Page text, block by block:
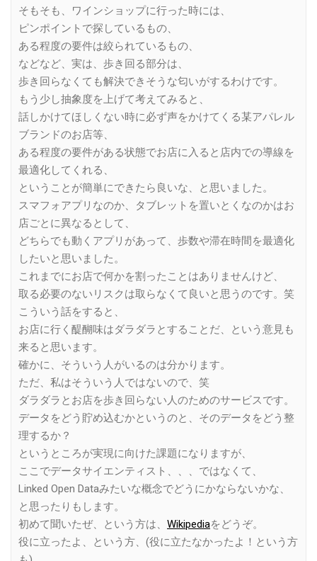
そもそも、ワインショップに行った時には、
ピンポイントで探しているもの、
ある程度の要件は絞られているもの、
などなど、実は、歩き回る部分は、
歩き回らなくても解決できそうな匂いがするわけです。
もう少し抽象度を上げて考えてみると、
話しかけてほしくない時に必ず声をかけてくる某アパレル
ブランドのお店等、
ある程度の要件がある状態でお店に入ると店内での導線を
最適化してくれる、
ということが簡単にできたら良いな、と思いました。
スマフォアプリなのか、タブレットを置いとくなのかはお
店ごとに異なるとして、
どちらでも動くアプリがあって、歩数や滞在時間を最適化
したいと思いました。
これまでにお店で何かを割ったことはありませんけど、
取る必要のないリスクは取らなくて良いと思うのです。笑
こういう話をすると、
お店に行く醍醐味はダラダラとすることだ、という意見も
来ると思います。
確かに、そういう人がいるのは分かります。
ただ、私はそういう人ではないので、笑
ダラダラとお店を歩き回らない人のためのサービスです。
データをどう貯め込むかというのと、そのデータをどう整
理するか？
というところが実現に向けた課題になりますが、
ここでデータサイエンティスト、、、ではなくて、
Linked Open Dataみたいな概念でどうにかならないかな、
と思ったりもします。
初めて聞いたぜ、という方は、 Wikipediaをどうぞ。
役に立ったよ、という方、(役に立たなかったよ！という方